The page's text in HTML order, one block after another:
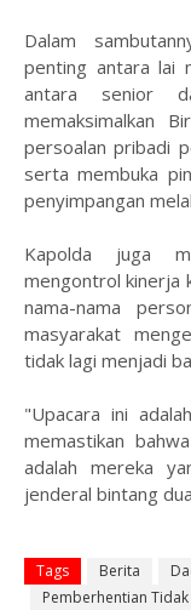
Dalam
penting antara lai
antara senior
memaksimalkan
persoalan pribadi
serta membuka
penyimpangan
Kapolda juga
mengontrol kinerja
nama-nama
masyarakat
tidak lagi menjadi
"Upacara ini
memastikan
adalah mereka
jenderal bintang
Tags Berita
Pemberhentian